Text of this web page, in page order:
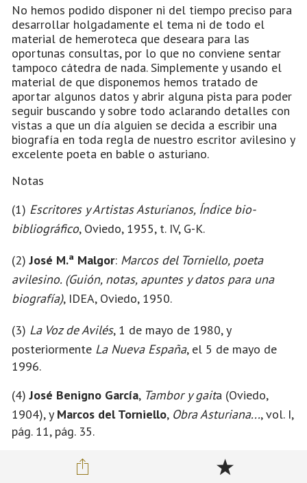
No hemos podido disponer ni del tiempo preciso para
desarrollar holgadamente el tema ni de todo el
material de hemeroteca que deseara para las
oportunas consultas, por lo que no conviene sentar
tampoco cátedra de nada. Simplemente y usando el
material de que disponemos hemos tratado de
aportar algunos datos y abrir alguna pista para poder
seguir buscando y sobre todo aclarando detalles con
vistas a que un día alguien se decida a escribir una
biografía en toda regla de nuestro escritor avilesino y
excelente poeta en bable o asturiano.
Notas
(1) Escritores y Artistas Asturianos, Índice bio-
bibliográfico, Oviedo, 1955, t. IV, G-K.
(2)José M.ª Malgor: Marcos del Torniello, poeta
avilesino. (Guión, notas, apuntes y datos para una
biografía), IDEA, Oviedo, 1950.
(3) La Voz de Avilés, 1 de mayo de 1980, y
posteriormente La Nueva España, el 5 de mayo de
1996.
(4)José Benigno García, Tambor y gaita (Oviedo,
1904), y Marcos del Torniello, Obra Asturiana..., vol. I,
pág. 11, pág. 35.
Orbayos..., 1.ª edic., Madrid, 1925: pág. 8, y
, pág. 265.